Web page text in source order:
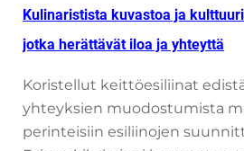
Kulinaristista kuvastoa ja
jotka herättävät iloa ja yhteyttä
Koristellut keittöesiliinat
yhteyksien muodostumista
perinteisiin esiliinojen